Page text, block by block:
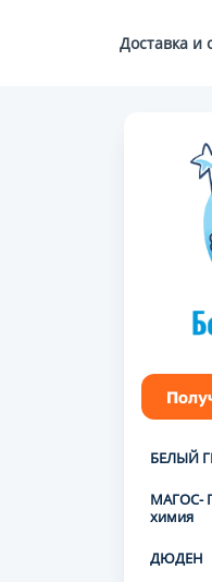
Доставка и
БЕЛЫЙ
МАГОС-
химия
ДЮДЕН